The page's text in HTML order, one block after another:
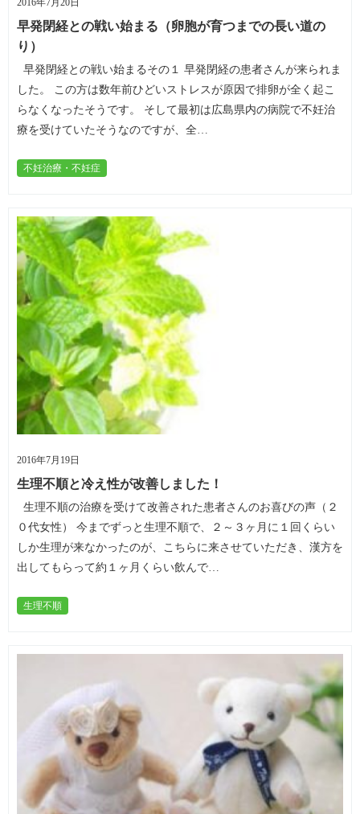
2016年7月20日
早発閉経との戦い始まる（卵胞が育つまでの長い道の
り）
早発閉経との戦い始まるその１ 早発閉経の患者さんが来られま
した。 この方は数年前ひどいストレスが原因で排卵が全く起こ
らなくなったそうです。 そして最初は広島県内の病院で不妊治
療を受けていたそうなのですが、全…
不妊治療・不妊症
2016年7月19日
生理不順と冷え性が改善しました！
生理不順の治療を受けて改善された患者さんのお喜びの声（２
０代女性） 今までずっと生理不順で、２～３ヶ月に１回くらい
しか生理が来なかったのが、こちらに来させていただき、漢方を
出してもらって約１ヶ月くらい飲んで…
生理不順